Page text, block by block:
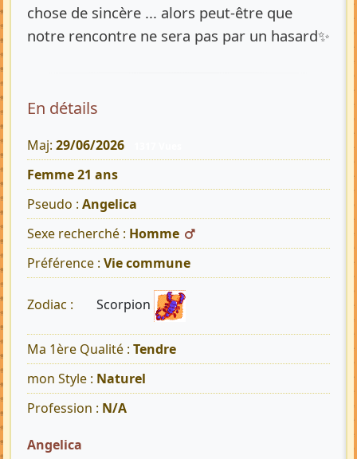
chose de sincère ... alors peut-être que
notre rencontre ne sera pas par un hasard✨
En détails
Maj: 29/06/2026
Femme 21 ans
Pseudo : Angelica
Sexe recherché : Homme
Préférence : Vie commune
Zodiac : Scorpion
Ma 1ère Qualité : Tendre
mon Style : Naturel
Profession : N/A
Angelica